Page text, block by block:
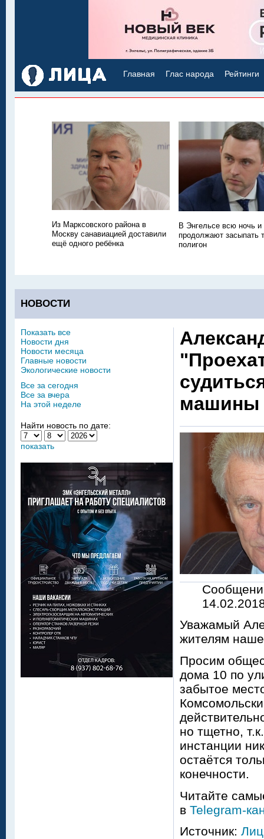
Главная Глас народа Рейтинги
Из Марксовского района в
Москву санавиацией доставили
ещё одного ребёнка
В Энгельсе всю ночь и
продолжают засыпать
полигон
НОВОСТИ
машины
Уважамый
жителям
Просим
дома 10 по
забытое
но тщетно,
инстанции
остаётся
конечности.
Читайте
в Telegram-
Источник:
Показать все
Новости дня
Новости месяца
Главные новости
Экологические новости
Все за сегодня
Все за вчера
На этой неделе
Найти новость по дате:
показать